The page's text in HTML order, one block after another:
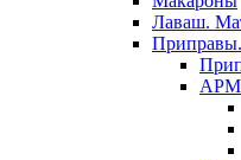
Лаваш.